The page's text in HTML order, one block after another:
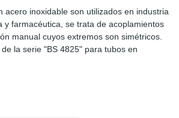
acero inoxidable son utilizados en industria
y farmacéutica, se trata de acoplamientos
manual cuyos extremos son simétricos.
la serie "BS 4825" para tubos en